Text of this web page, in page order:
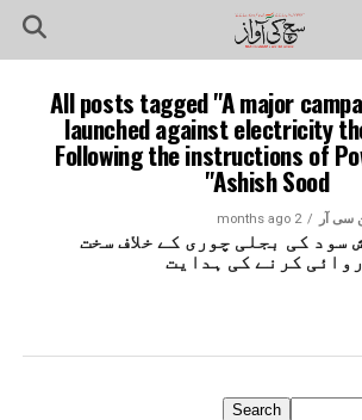
All posts tagged "A major
launched against electricity
Following the instructions of
Ashish Sood"
سی آر 2 months ago
سود کی بجلی چوری کے خلاف سخت
کرنے کی ہدایت
Search